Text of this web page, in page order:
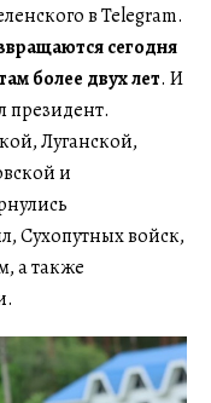
в Telegram.
сегодня
более двух лет. И
президент.
Луганской,
и
Сухопутных войск,
а также